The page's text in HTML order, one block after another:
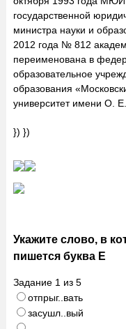
государственной
министра науки и
2012 года № 812
переименована в
образовательное
образования
университет имени О.
}) })
Укажите слово, в
пишется буква Е
Задание 1 из 5
отпрыг..вать
засушл..вый